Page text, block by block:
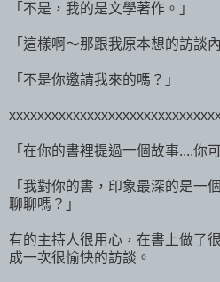
「不是，我的是文學著作。」
「這樣啊～那跟我原本想的訪談
「不是你邀請我來的嗎？」
「在你的書裡提過一個故事....你
「我對你的書，印象最深的是一
聊聊嗎？」
有的主持人很用心，在書上做了
成一次很愉快的訪談。